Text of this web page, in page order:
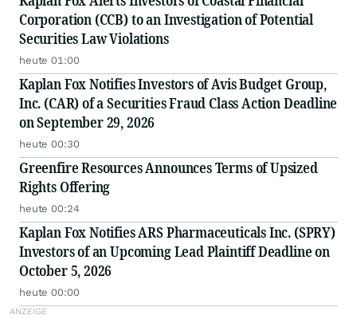
Corporation (CCB) to an Investigation of Potential
Securities Law Violations
heute 01:00
Kaplan Fox Notifies Investors of Avis Budget Group,
Inc. (CAR) of a Securities Fraud Class Action Deadline
on September 29, 2026
heute 00:30
Greenfire Resources Announces Terms of Upsized
Rights Offering
heute 00:24
Kaplan Fox Notifies ARS Pharmaceuticals Inc. (SPRY)
Investors of an Upcoming Lead Plaintiff Deadline on
October 5, 2026
heute 00:00